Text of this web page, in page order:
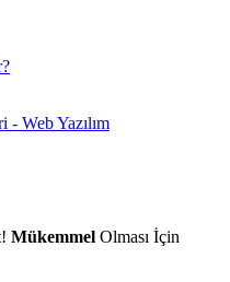
Mükemmel Olması İçin